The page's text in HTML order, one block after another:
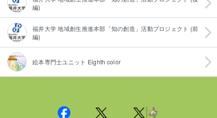
編)
福井大学 地域創生推進本部「知の創造」活動プロジェクト (前
編)
絵本専門士ユニット Eighth color